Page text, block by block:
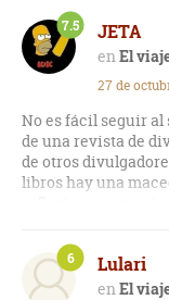
JETA
El
7.5
27 de
No es fácil seguir al
de una revista de
de otros
libros hay una
reflexiones,
más una
divulgación
afirmas o
la mente!
Lulari
El
6